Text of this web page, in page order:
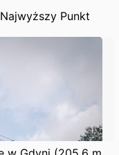
Punkt